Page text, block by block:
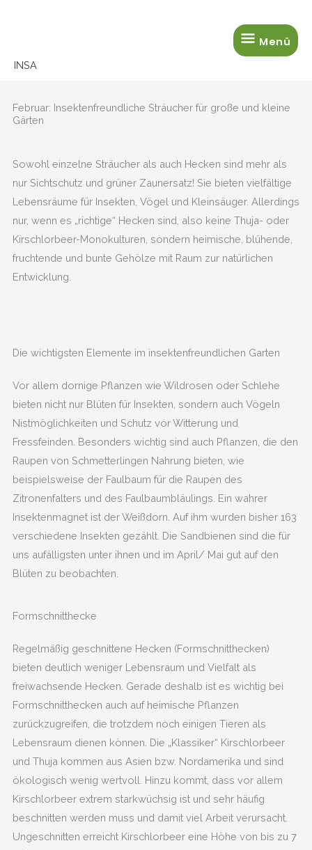
INSA
Menü
Menü
Februar: Insektenfreundliche Sträucher für große und kleine
Gärten
Sowohl einzelne Sträucher als auch Hecken sind mehr als
nur Sichtschutz und grüner Zaunersatz! Sie bieten vielfältige
Lebensräume für Insekten, Vögel und Kleinsäuger. Allerdings
nur, wenn es „richtige“ Hecken sind, also keine Thuja- oder
Kirschlorbeer-Monokulturen, sondern heimische, blühende,
fruchtende und bunte Gehölze mit Raum zur natürlichen
Entwicklung.
Die wichtigsten Elemente im insektenfreundlichen Garten
Vor allem dornige Pflanzen wie Wildrosen oder Schlehe
bieten nicht nur Blüten für Insekten, sondern auch Vögeln
Nistmöglichkeiten und Schutz vor Witterung und
Fressfeinden. Besonders wichtig sind auch Pflanzen, die den
Raupen von Schmetterlingen Nahrung bieten, wie
beispielsweise der Faulbaum für die Raupen des
Zitronenfalters und des Faulbaumbläulings. Ein wahrer
Insektenmagnet ist der Weißdorn. Auf ihm wurden bisher 163
verschiedene Insekten gezählt. Die Sandbienen sind die für
uns aufälligsten unter ihnen und im April/ Mai gut auf den
Blüten zu beobachten.
Formschnitthecke
Regelmäßig geschnittene Hecken (Formschnitthecken)
bieten deutlich weniger Lebensraum und Vielfalt als
freiwachsende Hecken. Gerade deshalb ist es wichtig bei
Formschnitthecken auch auf heimische Pflanzen
zurückzugreifen, die trotzdem noch einigen Tieren als
Lebensraum dienen können. Die „Klassiker“ Kirschlorbeer
und Thuja kommen aus Asien bzw. Nordamerika und sind
ökologisch wenig wertvoll. Hinzu kommt, dass vor allem
Kirschlorbeer extrem starkwüchsig ist und sehr häufig
beschnitten werden muss und damit viel Arbeit verursacht.
Ungeschnitten erreicht Kirschlorbeer eine Höhe von bis zu 7